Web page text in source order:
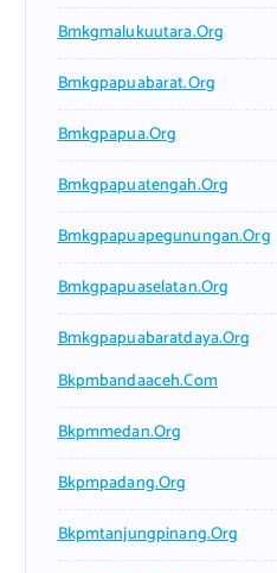
Bmkgmalukuutara.org
Bmkgpapuabarat.org
Bmkgpapua.org
Bmkgpapuatengah.org
Bmkgpapuapegunungan.org
Bmkgpapuaselatan.org
Bmkgpapuabaratdaya.org
Bkpmbandaaceh.com
Bkpmmedan.org
Bkpmpadang.org
Bkpmtanjungpinang.org